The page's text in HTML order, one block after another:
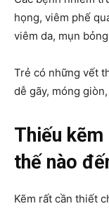
họng, viêm phế
viêm da, mụn
Trẻ có những vết
dễ gãy, móng
Thiếu kẽm
thế nào
Kẽm rất cần thiết